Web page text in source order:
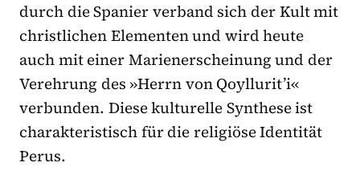
durch die Spanier verband sich der Kult mit
christlichen Elementen und wird heute
auch mit einer Marienerscheinung und der
Verehrung des »Herrn von Qoyllurit’i«
verbunden. Diese kulturelle Synthese ist
charakteristisch für die religiöse Identität
Perus.